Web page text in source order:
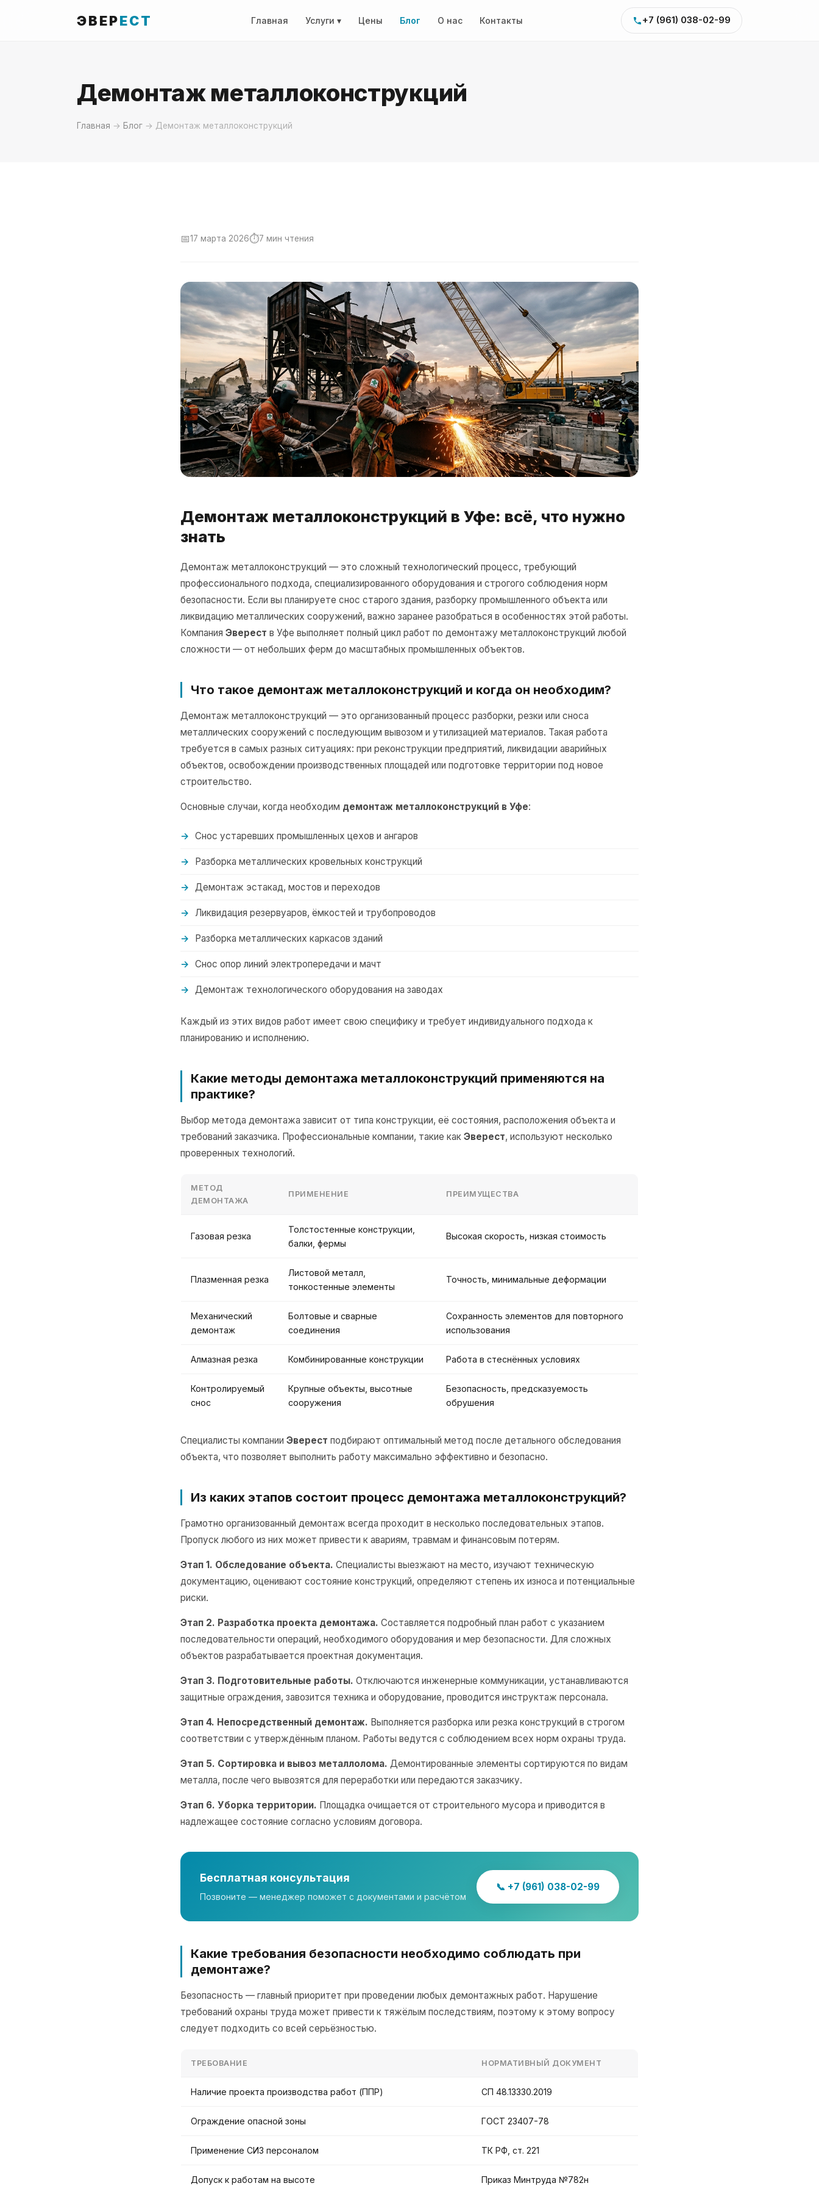
ЭВЕРЕСТ Главная Услуги ▾ Цены Блог О нас Контакты +7 (961) 038-02-99
Демонтаж металлоконструкций
Главная → Блог → Демонтаж металлоконструкций
📅17 марта 2026⏱7 мин чтения
Демонтаж металлоконструкций в Уфе: всё, что нужно
знать
Демонтаж металлоконструкций — это сложный технологический процесс, требующий
профессионального подхода, специализированного оборудования и строгого соблюдения норм
безопасности. Если вы планируете снос старого здания, разборку промышленного объекта или
ликвидацию металлических сооружений, важно заранее разобраться в особенностях этой работы.
Компания Эверест в Уфе выполняет полный цикл работ по демонтажу металлоконструкций любой
сложности — от небольших ферм до масштабных промышленных объектов.
Что такое демонтаж металлоконструкций и когда он необходим?
Демонтаж металлоконструкций — это организованный процесс разборки, резки или сноса
металлических сооружений с последующим вывозом и утилизацией материалов. Такая работа
требуется в самых разных ситуациях: при реконструкции предприятий, ликвидации аварийных
объектов, освобождении производственных площадей или подготовке территории под новое
строительство.
Основные случаи, когда необходим демонтаж металлоконструкций в Уфе:
Снос устаревших промышленных цехов и ангаров
Разборка металлических кровельных конструкций
Демонтаж эстакад, мостов и переходов
Ликвидация резервуаров, ёмкостей и трубопроводов
Разборка металлических каркасов зданий
Снос опор линий электропередачи и мачт
Демонтаж технологического оборудования на заводах
Каждый из этих видов работ имеет свою специфику и требует индивидуального подхода к
планированию и исполнению.
Какие методы демонтажа металлоконструкций применяются на
практике?
Выбор метода демонтажа зависит от типа конструкции, её состояния, расположения объекта и
требований заказчика. Профессиональные компании, такие как Эверест, используют несколько
проверенных технологий.
МЕТОД
ДЕМОНТАЖА
ПРИМЕНЕНИЕ ПРЕИМУЩЕСТВА
Газовая резка
Толстостенные конструкции,
балки, фермы
Высокая скорость, низкая стоимость
Плазменная резка
Листовой металл,
тонкостенные элементы
Точность, минимальные деформации
Механический
демонтаж
Болтовые и сварные
соединения
Сохранность элементов для повторного
использования
Алмазная резка Комбинированные конструкции Работа в стеснённых условиях
Контролируемый
снос
Крупные объекты, высотные
сооружения
Безопасность, предсказуемость
обрушения
Специалисты компании Эверест подбирают оптимальный метод после детального обследования
объекта, что позволяет выполнить работу максимально эффективно и безопасно.
Из каких этапов состоит процесс демонтажа металлоконструкций?
Грамотно организованный демонтаж всегда проходит в несколько последовательных этапов.
Пропуск любого из них может привести к авариям, травмам и финансовым потерям.
Этап 1. Обследование объекта. Специалисты выезжают на место, изучают техническую
документацию, оценивают состояние конструкций, определяют степень их износа и потенциальные
риски.
Этап 2. Разработка проекта демонтажа. Составляется подробный план работ с указанием
последовательности операций, необходимого оборудования и мер безопасности. Для сложных
объектов разрабатывается проектная документация.
Этап 3. Подготовительные работы. Отключаются инженерные коммуникации, устанавливаются
защитные ограждения, завозится техника и оборудование, проводится инструктаж персонала.
Этап 4. Непосредственный демонтаж. Выполняется разборка или резка конструкций в строгом
соответствии с утверждённым планом. Работы ведутся с соблюдением всех норм охраны труда.
Этап 5. Сортировка и вывоз металлолома. Демонтированные элементы сортируются по видам
металла, после чего вывозятся для переработки или передаются заказчику.
Этап 6. Уборка территории. Площадка очищается от строительного мусора и приводится в
надлежащее состояние согласно условиям договора.
Бесплатная консультация
Позвоните — менеджер поможет с документами и расчётом
📞 +7 (961) 038-02-99
Какие требования безопасности необходимо соблюдать при
демонтаже?
Безопасность — главный приоритет при проведении любых демонтажных работ. Нарушение
требований охраны труда может привести к тяжёлым последствиям, поэтому к этому вопросу
следует подходить со всей серьёзностью.
ТРЕБОВАНИЕ НОРМАТИВНЫЙ ДОКУМЕНТ
Наличие проекта производства работ (ППР) СП 48.13330.2019
Ограждение опасной зоны ГОСТ 23407-78
Применение СИЗ персоналом ТК РФ, ст. 221
Допуск к работам на высоте Приказ Минтруда №782н